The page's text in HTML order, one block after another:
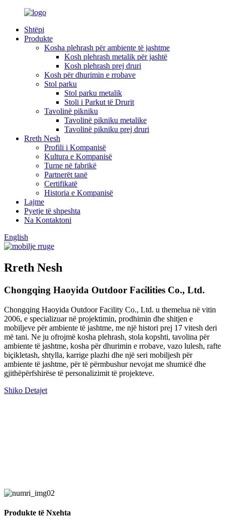
Shtëpi
Produkte
Kosha plehrash për ambiente të jashtme
Kosh plehrash metalik për jashtë
Kosh plehrash prej druri
Kosh për dhurimin e rrobave
Stol parku
Stol parku metalik
Stoli i Parkut të Drurit
Tavolinë pikniku
Tavolinë pikniku metalike
Tavolinë pikniku prej druri
Rreth Nesh
Profili i Kompanisë
Kultura e Kompanisë
Turne në fabrikë
Partnerët tanë
Certifikatë
Historia e Kompanisë
Lajme
Pyetje të shpeshta
Na Kontaktoni
English
Rreth Nesh
Chongqing Haoyida Outdoor Facilities Co., Ltd.
Chongqing Haoyida Outdoor Facility Co., Ltd. u themelua në vitin
2006, e specializuar në projektimin, prodhimin dhe shitjen e
mobiljeve për ambiente të jashtme, me një histori prej 17 vitesh deri
më tani. Ne ju ofrojmë kosha plehrash, stola kopshti, tavolina për
ambiente të jashtme, kosha për dhurimin e rrobave, vazo lulesh, rafte
biçikletash, shtylla, karrige plazhi dhe një seri mobiljesh për
ambiente të jashtme, për të përmbushur nevojat me shumicë dhe
gjithëpërfshirëse të personalizimit të projekteve.
Shiko Detajet
Produkte të Nxehta